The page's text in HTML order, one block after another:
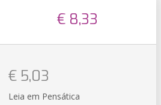
€ 8,33
€ 5,03
Leia em Pensática